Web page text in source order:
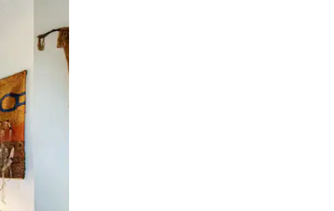
とができます。